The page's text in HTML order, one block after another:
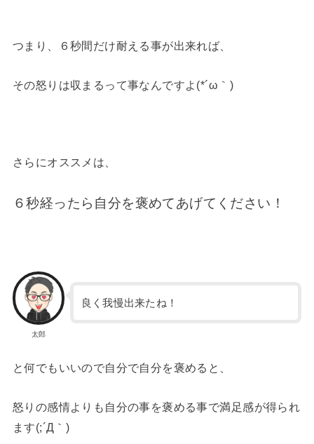
つまり、６秒間だけ耐える事が出来れば、
その怒りは収まるって事なんですよ(*´ω｀)
さらにオススメは、
６秒経ったら自分を褒めてあげてください！
太郎
良く我慢出来たね！
と何でもいいので自分で自分を褒めると、
怒りの感情よりも自分の事を褒める事で満足感が得られ
ます(;´Д｀)